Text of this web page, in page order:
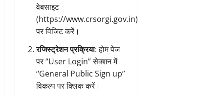
वेबसाइट
(https://www.crsorgi.gov.in)
पर विजिट करें।
रजिस्ट्रेशन प्रक्रिया: होम पेज
पर “User Login” सेक्शन में
“General Public Sign up”
विकल्प पर क्लिक करें।